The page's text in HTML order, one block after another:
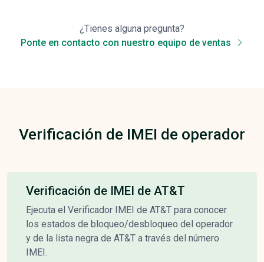
¿Tienes alguna pregunta?
Ponte en contacto con nuestro equipo de ventas
Verificación de IMEI de operador
Verificación de IMEI de AT&T
Ejecuta el Verificador IMEI de AT&T para conocer
los estados de bloqueo/desbloqueo del operador
y de la lista negra de AT&T a través del número
IMEI.